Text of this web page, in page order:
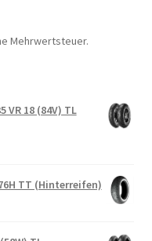
Mehrwertsteuer.
VR 18 (84V) TL
TT (Hinterreifen)